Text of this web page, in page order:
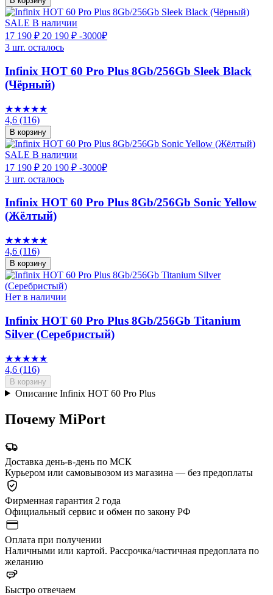
SALE В наличии
17 190 ₽ 20 190 ₽ -3000₽
3 шт. осталось
Infinix HOT 60 Pro Plus 8Gb/256Gb Sleek Black
(Чёрный)
★★★★★
4,6 (116)
В корзину
SALE В наличии
17 190 ₽ 20 190 ₽ -3000₽
3 шт. осталось
Infinix HOT 60 Pro Plus 8Gb/256Gb Sonic Yellow
(Жёлтый)
★★★★★
4,6 (116)
В корзину
Нет в наличии
Infinix HOT 60 Pro Plus 8Gb/256Gb Titanium
Silver (Серебристый)
★★★★★
4,6 (116)
В корзину
Описание Infinix HOT 60 Pro Plus
Почему MiPort
Доставка день-в-день по МСК
Курьером или самовывозом из магазина — без предоплаты
Фирменная гарантия 2 года
Официальный сервис и обмен по закону РФ
Оплата при получении
Наличными или картой. Рассрочка/частичная предоплата по
желанию
Быстро отвечаем